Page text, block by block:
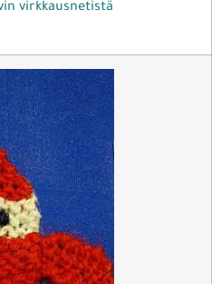
virkkausnetistä